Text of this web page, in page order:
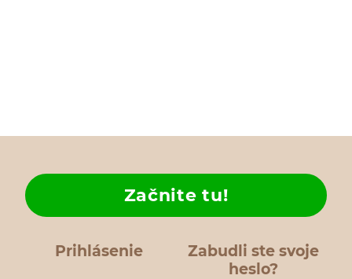
Prihlásenie
Zabudli ste svoje
heslo?
Začnite tu!